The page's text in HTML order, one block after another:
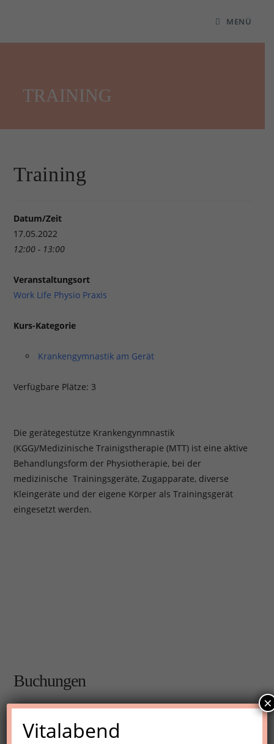
MENÜ
TRAINING
Training
Datum/Zeit
17.05.2022
12:00 - 13:00
Veranstaltungsort
Work Life Physio Praxis
Kurs-Kategorie
Krankengymnastik am Gerät
Verfügbare Plätze: 3
Die gerätegestütze Krankengynmnastik
(KGG)/Medizinische Trainigstherapie (MTT) ist eine aktive
Behandlungsform der Physiotherapie, bei der
medizinische Trainingsgeräte, Zugapparate, diverse
Kleingeräte und der eigene Körper als Trainingsgerät
eingesetzt werden.
Buchungen
Buchungen sind für diese Veranstaltung nicht mehr
möglich.
Vitalabend
×